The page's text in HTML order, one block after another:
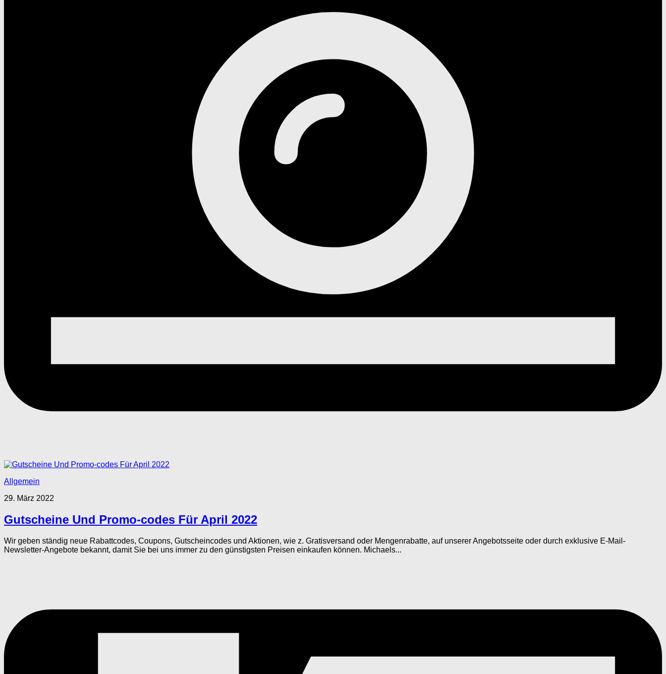
Allgemein
29. März 2022
Gutscheine Und Promo-codes Für April 2022
Wir geben ständig neue Rabattcodes, Coupons, Gutscheincodes und Aktionen, wie z. Gratisversand oder Mengenrabatte, auf unserer Angebotsseite oder durch exklusive E-Mail-
Newsletter-Angebote bekannt, damit Sie bei uns immer zu den günstigsten Preisen einkaufen können. Michaels...